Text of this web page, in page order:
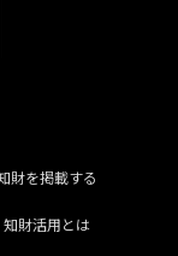
財を掲載する
知財活用とは